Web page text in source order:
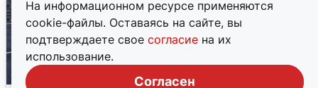
На информационном ресурсе применяются
cookie-файлы. Оставаясь на сайте, вы
подтверждаете свое согласие на их
использование.
Согласен